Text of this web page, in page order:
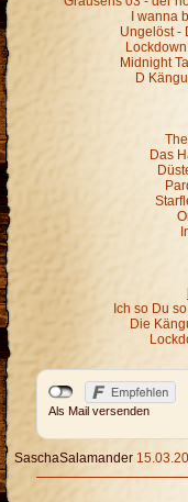
I wanna
Ungelöst -
Midnight
D
Das
Ich so Du
Die
Als Mail versenden
SaschaSalamander